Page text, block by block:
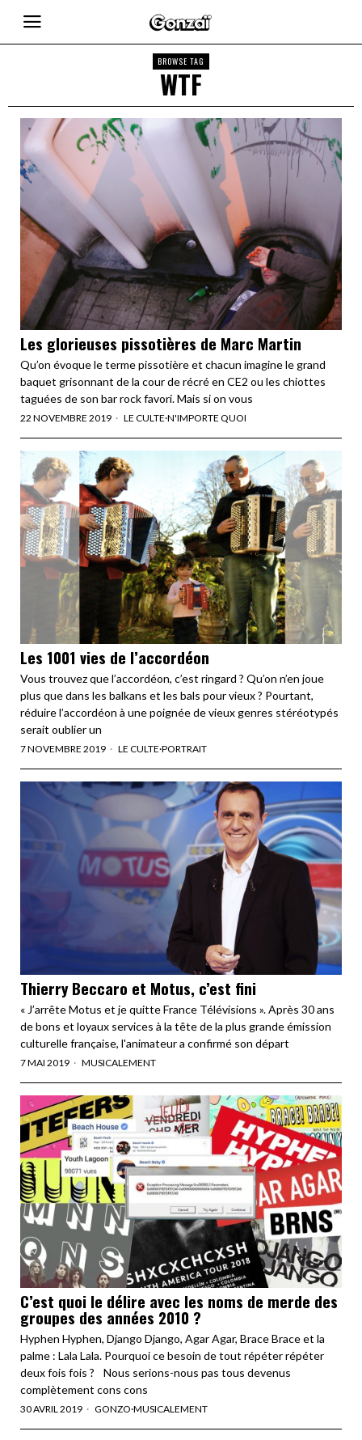
BROWSE TAG
WTF
Les glorieuses pissotières de Marc Martin
Qu’on évoque le terme pissotière et chacun imagine le grand
baquet grisonnant de la cour de récré en CE2 ou les chiottes
taguées de son bar rock favori. Mais si on vous
22 NOVEMBRE 2019 LE CULTE·N'IMPORTE QUOI
Les 1001 vies de l’accordéon
Vous trouvez que l’accordéon, c’est ringard ? Qu’on n’en joue
plus que dans les balkans et les bals pour vieux ? Pourtant,
réduire l’accordéon à une poignée de vieux genres stéréotypés
serait oublier un
7 NOVEMBRE 2019 LE CULTE·PORTRAIT
Thierry Beccaro et Motus, c’est fini
« J’arrête Motus et je quitte France Télévisions ». Après 30 ans
de bons et loyaux services à la tête de la plus grande émission
culturelle française, l'animateur a confirmé son départ
7 MAI 2019 MUSICALEMENT
C’est quoi le délire avec les noms de merde des
groupes des années 2010 ?
Hyphen Hyphen, Django Django, Agar Agar, Brace Brace et la
palme : Lala Lala. Pourquoi ce besoin de tout répéter répéter
deux fois fois ? Nous serions-nous pas tous devenus
complètement cons cons
30 AVRIL 2019 GONZO·MUSICALEMENT